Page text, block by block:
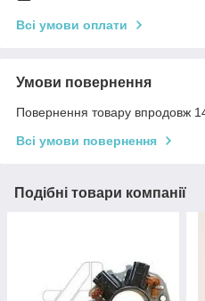
Всі умови оплати
Умови повернення
Повернення товару впродовж
Всі умови повернення
Подібні товари компанії